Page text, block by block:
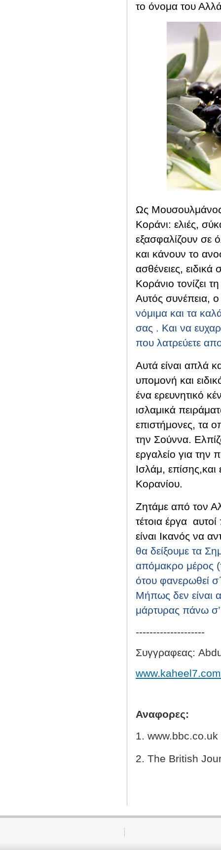
το όνομα του
Ως
Κοράνι: ελιές,
εξασφαλίζουν σε
και κάνουν το
ασθένειες,
Κοράνιο τονίζει
Αυτός συνέπεια,
νόμιμα και τα
σας . Και να
που λατρεύετε
Αυτά είναι απλά
υπομονή και
ένα ερευνητικό
ισλαμικά
επιστήμονες, τα
την Σούννα.
εργαλείο για την
Ισλάμ,
Κορανίου.
Ζητάμε από τον
τέτοια έργα
είναι Ικανός να
θα δείξουμε τα
απόμακρο μέρος
ότου φανερωθεί
Μήπως δεν είναι
μάρτυρας πάνω
--------------------
Συγγραφεας:
Αναφορες:
1. www.bbc.co.uk
2. The British